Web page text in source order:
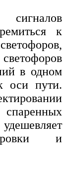
к
в одном
оси пути.
и